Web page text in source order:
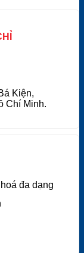
Kiện,
Chí Minh.
đa dạng